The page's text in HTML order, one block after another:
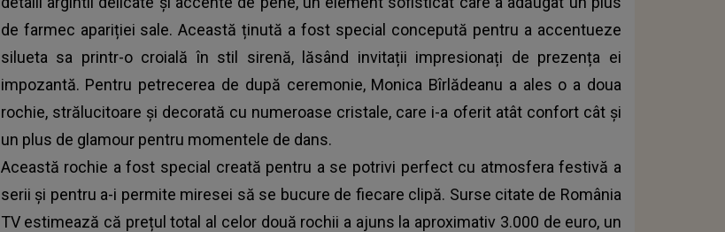
de farmec apariției sale. Această ținută a fost special concepută pentru a accentueze
silueta sa printr-o croială în stil sirenă, lăsând invitații impresionați de prezența ei
impozantă. Pentru petrecerea de după ceremonie, Monica Bîrlădeanu a ales o a doua
rochie, strălucitoare și decorată cu numeroase cristale, care i-a oferit atât confort cât și
un plus de glamour pentru momentele de dans.
Această rochie a fost special creată pentru a se potrivi perfect cu atmosfera festivă a
serii și pentru a-i permite miresei să se bucure de fiecare clipă. Surse citate de România
TV estimează că prețul total al celor două rochii a ajuns la aproximativ 3.000 de euro, un